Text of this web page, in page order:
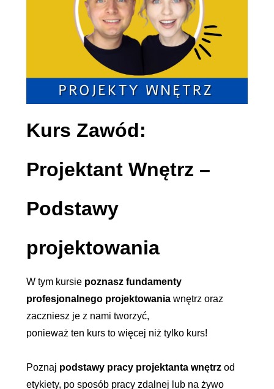
Kurs Zawód:
Projektant Wnętrz –
Podstawy
projektowania
W tym kursie poznasz fundamenty
profesjonalnego projektowaniawnętrz oraz
zaczniesz je z nami tworzyć,
ponieważ ten kurs to więcej niż tylko kurs!
Poznaj podstawy pracy projektanta wnętrz od
etykiety, po sposób pracy zdalnej lub na żywo